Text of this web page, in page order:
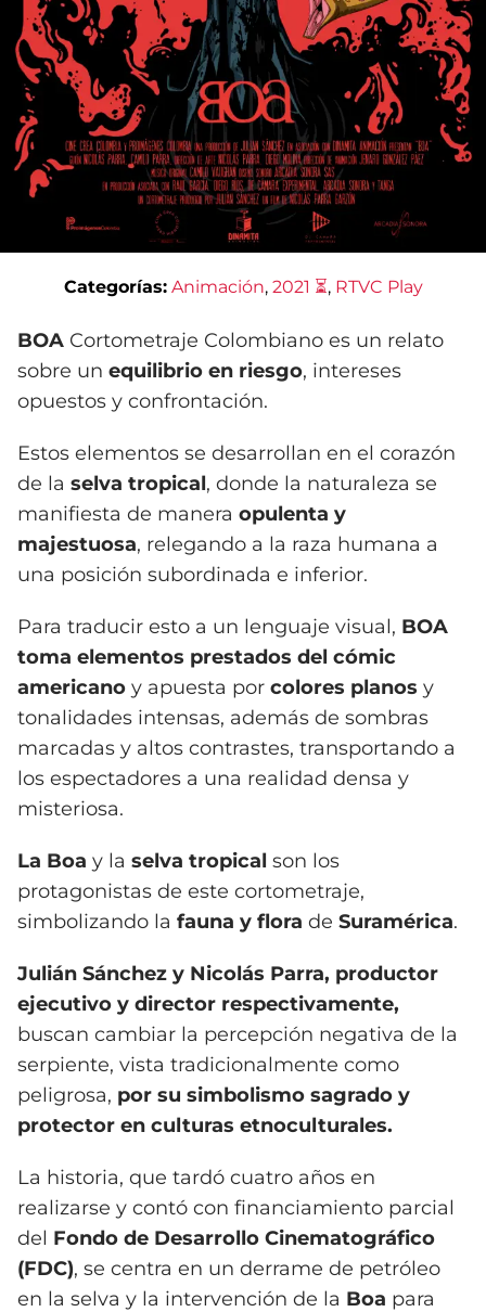
Categorías: Animación, 2021 ⏳, RTVC Play
BOA Cortometraje Colombiano es un relato
sobre un equilibrio en riesgo, intereses
opuestos y confrontación.
Estos elementos se desarrollan en el corazón
de la selva tropical, donde la naturaleza se
manifiesta de manera opulenta y
majestuosa, relegando a la raza humana a
una posición subordinada e inferior.
Para traducir esto a un lenguaje visual, BOA
toma elementos prestados del cómic
americano y apuesta por colores planos y
tonalidades intensas, además de sombras
marcadas y altos contrastes, transportando a
los espectadores a una realidad densa y
misteriosa.
La Boa y la selva tropical son los
protagonistas de este cortometraje,
simbolizando la fauna y flora de Suramérica.
Julián Sánchez y Nicolás Parra, productor
ejecutivo y director respectivamente,
buscan cambiar la percepción negativa de la
serpiente, vista tradicionalmente como
peligrosa, por su simbolismo sagrado y
protector en culturas etnoculturales.
La historia, que tardó cuatro años en
realizarse y contó con financiamiento parcial
del Fondo de Desarrollo Cinematográfico
(FDC), se centra en un derrame de petróleo
en la selva y la intervención de la Boa para